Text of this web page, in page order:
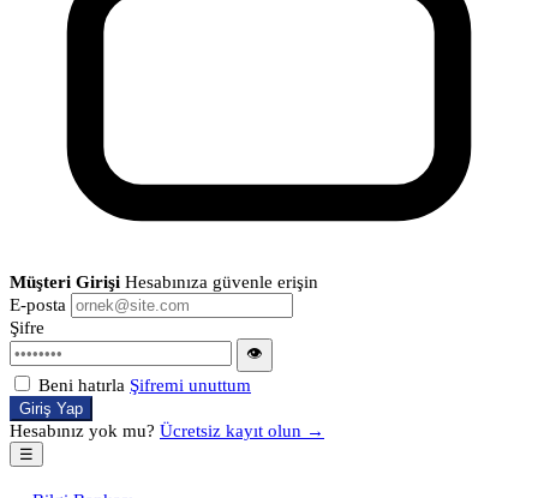
Müşteri Girişi Hesabınıza güvenle erişin
E-posta
Şifre
👁
Beni hatırla Şifremi unuttum
Giriş Yap
Hesabınız yok mu? Ücretsiz kayıt olun →
☰